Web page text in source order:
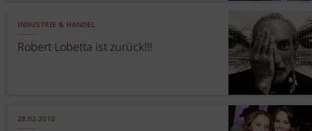
INDUSTRIE & HANDEL
Robert Lobetta ist zurück!!!
28.02.2010